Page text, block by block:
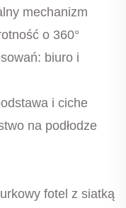
mechanizm
o 360°
biuro i
i ciche
na podłodze
fotel z siatką